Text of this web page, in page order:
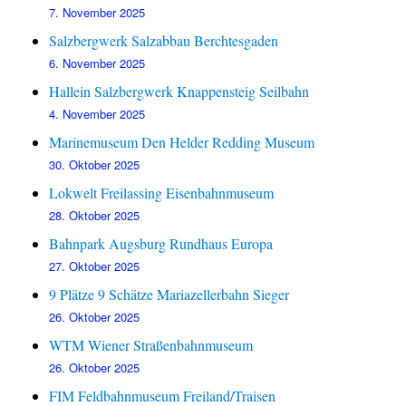
7. November 2025
Salzbergwerk Salzabbau Berchtesgaden
6. November 2025
Hallein Salzbergwerk Knappensteig Seilbahn
4. November 2025
Marinemuseum Den Helder Redding Museum
30. Oktober 2025
Lokwelt Freilassing Eisenbahnmuseum
28. Oktober 2025
Bahnpark Augsburg Rundhaus Europa
27. Oktober 2025
9 Plätze 9 Schätze Mariazellerbahn Sieger
26. Oktober 2025
WTM Wiener Straßenbahnmuseum
26. Oktober 2025
FIM Feldbahnmuseum Freiland/Traisen